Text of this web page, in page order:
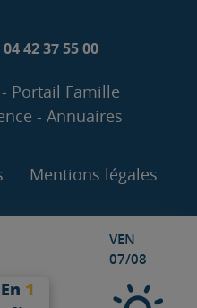
En 1
VEN
07/08
42 37 55 00
Portail Famille
Annuaires
Mentions légales